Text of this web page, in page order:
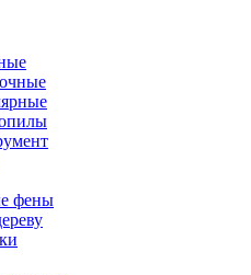
фены